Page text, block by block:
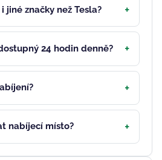
jiné značky než Tesla?
24 hodin denně?
nabíjecí místo?